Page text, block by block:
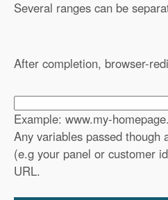
Several ranges can be
After completion, browser-
Example: www.my-
Any variables passed
(e.g your panel or customer
URL.